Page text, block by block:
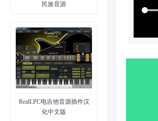
民族音源
RealLPC电吉他音源插件汉
化中文版